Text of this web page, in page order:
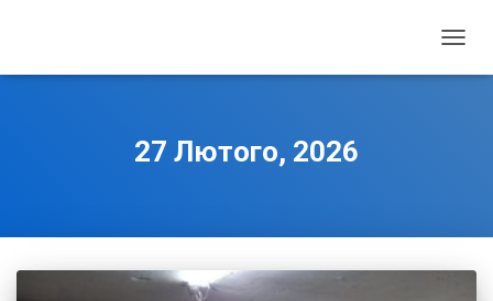
27 Лютого, 2026